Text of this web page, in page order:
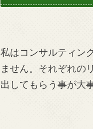
私はコンサルティン
ません。それぞれの
出してもらう事が大